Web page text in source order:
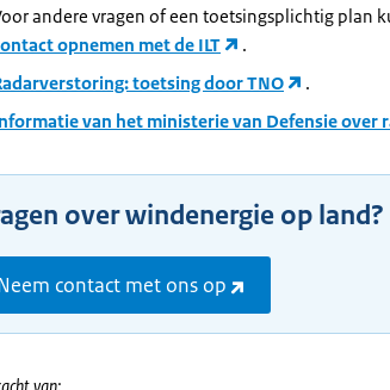
andere vragen of een toetsingsplichtig plan
opnemen met de ILT
.
toetsing door TNO
.
van het ministerie van Defensie over
over windenergie op land?
contact met ons op